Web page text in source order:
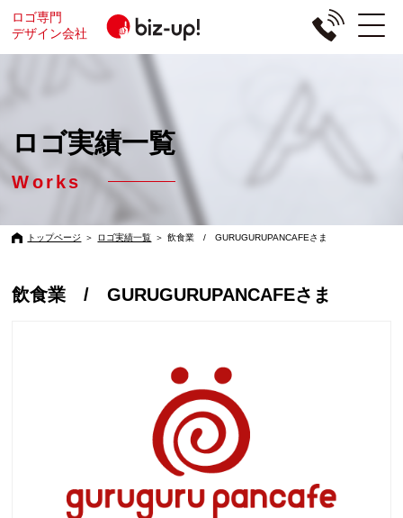
ロゴ専門
デザイン会社
ロゴ実績一覧
Works
トップページ ＞ ロゴ実績一覧 ＞ 飲食業 / GURUGURUPANCAFEさま
飲食業 / GURUGURUPANCAFEさま